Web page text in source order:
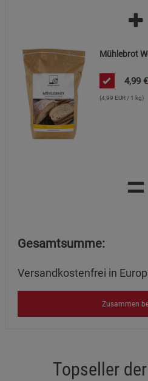
Mühlebrot
4,99 €
(4,99 EUR / 1 kg)
=
Gesamtsumme:
Versandkostenfrei in
Zusammen
Topseller